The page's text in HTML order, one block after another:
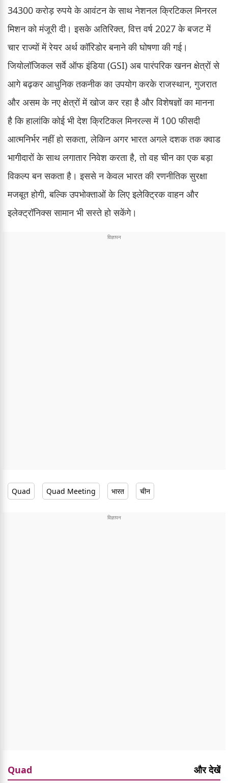
34300 करोड़ रुपये के आवंटन के साथ नेशनल क्रिटिकल मिनरल
मिशन को मंजूरी दी। इसके अतिरिक्त, वित्त वर्ष 2027 के बजट में
चार राज्यों में रेयर अर्थ कॉरिडोर बनाने की घोषणा की गई।
जियोलॉजिकल सर्वे ऑफ इंडिया (GSI) अब पारंपरिक खनन क्षेत्रों से
आगे बढ़कर आधुनिक तकनीक का उपयोग करके राजस्थान, गुजरात
और असम के नए क्षेत्रों में खोज कर रहा है और विशेषज्ञों का मानना
है कि हालांकि कोई भी देश क्रिटिकल मिनरल्स में 100 फीसदी
आत्मनिर्भर नहीं हो सकता, लेकिन अगर भारत अगले दशक तक क्वाड
भागीदारों के साथ लगातार निवेश करता है, तो वह चीन का एक बड़ा
विकल्प बन सकता है। इससे न केवल भारत की रणनीतिक सुरक्षा
मजबूत होगी, बल्कि उपभोक्ताओं के लिए इलेक्ट्रिक वाहन और
इलेक्ट्रॉनिक्स सामान भी सस्ते हो सकेंगे।
Quad Quad Meeting भारत चीन
Quad और देखें